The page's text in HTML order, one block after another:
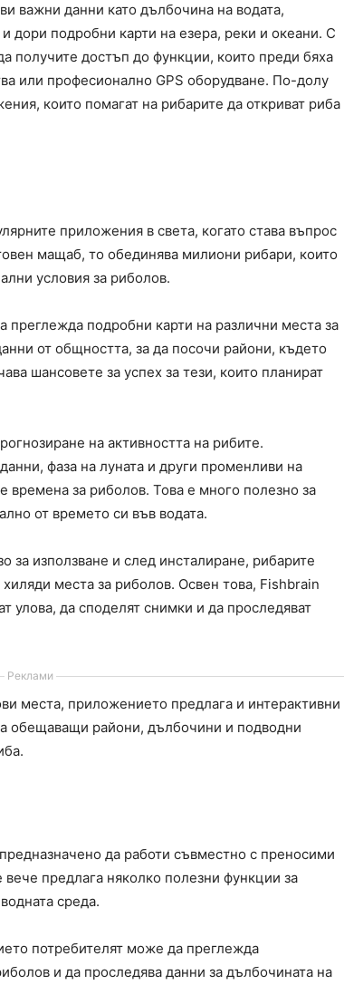
важни данни като дълбочина на водата,
дори подробни карти на езера, реки и океани. С
получите достъп до функции, които преди бяха
или професионално GPS оборудване. По-долу
които помагат на рибарите да откриват риба
приложения в света, когато става въпрос
мащаб, то обединява милиони рибари, които
условия за риболов.
преглежда подробни карти на различни места за
от общността, за да посочи райони, където
шансовете за успех за тези, които планират
на активността на рибите.
фаза на луната и други променливи на
времена за риболов. Това е много полезно за
от времето си във водата.
за използване и след инсталиране, рибарите
места за риболов. Освен това, Fishbrain
улова, да споделят снимки и да проследяват
Реклами
места, приложението предлага и интерактивни
обещаващи райони, дълбочини и подводни
да работи съвместно с преносими
предлага няколко полезни функции за
среда.
потребителят може да преглежда
и да проследява данни за дълбочината на